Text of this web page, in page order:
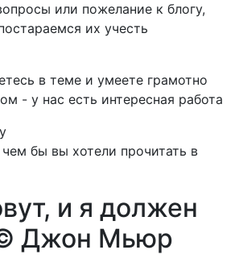
или пожелание к блогу,
их учесть
в теме и умеете грамотно
- у нас есть интересная работа
бы вы хотели прочитать в
и я должен
Джон Мьюр